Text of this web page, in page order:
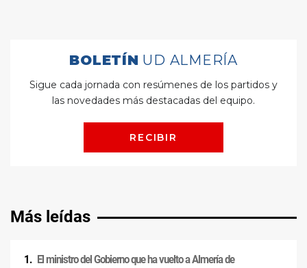
Más leídas
El ministro del Gobierno que ha vuelto a Almería de